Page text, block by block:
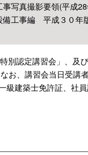
事写真撮影要領(平成
工事編 平成３０年
別認定講習会」、及
お、講習会当日受講
級建築士免許証、社